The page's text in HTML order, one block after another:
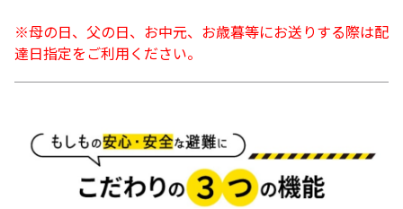
※母の日、父の日、お中元、お歳暮等にお送りする際は配
達日指定をご利用ください。